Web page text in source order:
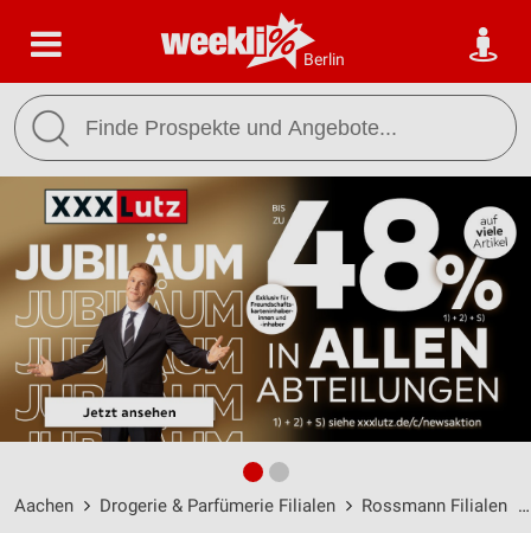
Berlin
Aachen Drogerie & Parfümerie Filialen Rossmann Filialen